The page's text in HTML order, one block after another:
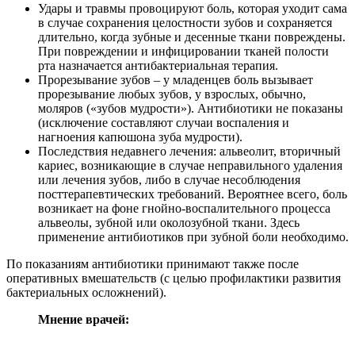
Удары и травмы провоцируют боль, которая уходит сама
в случае сохранения целостности зубов и сохраняется
длительно, когда зубные и десенные ткани повреждены.
При повреждении и инфицировании тканей полости
рта назначается антибактериальная терапия.
Прорезывание зубов – у младенцев боль вызывает
прорезывание любых зубов, у взрослых, обычно,
моляров («зубов мудрости»). Антибиотики не показаны
(исключение составляют случаи воспаления и
нагноения капюшона зуба мудрости).
Последствия недавнего лечения: альвеолит, вторичный
кариес, возникающие в случае неправильного удаления
или лечения зубов, либо в случае несоблюдения
посттерапевтических требований. Вероятнее всего, боль
возникает на фоне гнойно-воспалительного процесса
альвеолы, зубной или околозубной ткани. Здесь
применение антибиотиков при зубной боли необходимо.
По показаниям антибиотики принимают также после
оперативных вмешательств (с целью профилактики развития
бактериальных осложнений).
Мнение врачей: